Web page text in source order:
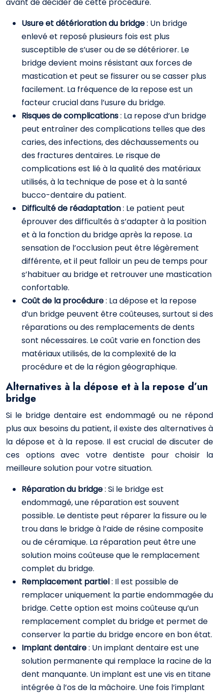
Usure et détérioration du bridge: Un bridge
enlevé et reposé plusieurs fois est plus
susceptible de s’user ou de se détériorer. Le
bridge devient moins résistant aux forces de
mastication et peut se fissurer ou se casser plus
facilement. La fréquence de la repose est un
facteur crucial dans l’usure du bridge.
Risques de complications: La repose d’un bridge
peut entraîner des complications telles que des
caries, des infections, des déchaussements ou
des fractures dentaires. Le risque de
complications est lié à la qualité des matériaux
utilisés, à la technique de pose et à la santé
bucco-dentaire du patient.
Difficulté de réadaptation: Le patient peut
éprouver des difficultés à s’adapter à la position
et à la fonction du bridge après la repose. La
sensation de l’occlusion peut être légèrement
différente, et il peut falloir un peu de temps pour
s’habituer au bridge et retrouver une mastication
confortable.
Coût de la procédure: La dépose et la repose
d’un bridge peuvent être coûteuses, surtout si des
réparations ou des remplacements de dents
sont nécessaires. Le coût varie en fonction des
matériaux utilisés, de la complexité de la
procédure et de la région géographique.
Alternatives à la dépose et à la repose d’un
bridge
Si le bridge dentaire est endommagé ou ne répond
plus aux besoins du patient, il existe des alternatives à
la dépose et à la repose. Il est crucial de discuter de
ces options avec votre dentiste pour choisir la
meilleure solution pour votre situation.
Réparation du bridge: Si le bridge est
endommagé, une réparation est souvent
possible. Le dentiste peut réparer la fissure ou le
trou dans le bridge à l’aide de résine composite
ou de céramique. La réparation peut être une
solution moins coûteuse que le remplacement
complet du bridge.
Remplacement partiel: Il est possible de
remplacer uniquement la partie endommagée du
bridge. Cette option est moins coûteuse qu’un
remplacement complet du bridge et permet de
conserver la partie du bridge encore en bon état.
Implant dentaire: Un implant dentaire est une
solution permanente qui remplace la racine de la
dent manquante. Un implant est une vis en titane
intégrée à l’os de la mâchoire. Une fois l’implant